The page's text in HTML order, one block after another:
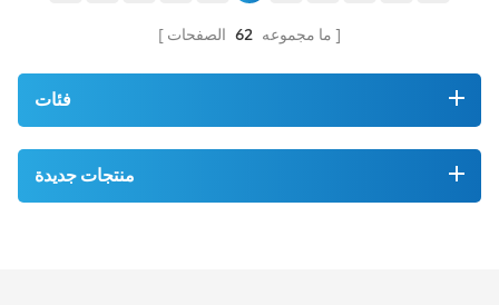
وعادة ما يكون السعر أقل بنسبة
90% من سعر المورد الأصلي.
إن وقت التسليم السريع للغاية
والمخزون عالي الجودة في جميع
وقت توقف الشبكة. هواوي
ما مجموعه 62 الصفحات
فئات
منتجات جديدة